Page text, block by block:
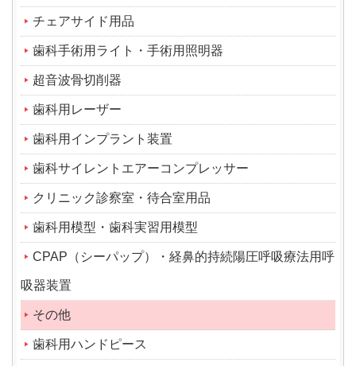
チェアサイド用品
歯科手術用ライト・手術用照明器
超音波骨切削器
歯科用レーザー
歯科用インプラント装置
歯科サイレントエアーコンプレッサー
クリニック診察室・待合室用品
歯科用模型・歯科実習用模型
CPAP（シーパップ）・経鼻的持続陽圧呼吸療法用呼
吸器装置
その他
歯科用ハンドピース